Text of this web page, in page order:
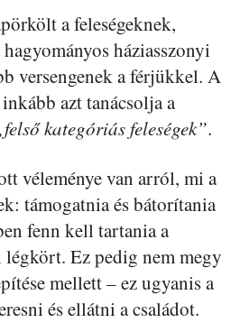
a feleségeknek,
háziasszonyi
versengenek a férjükkel. A
azt tanácsolja a
kategóriás feleségek”.
véleménye van arról, mi a
támogatnia és bátorítania
fenn kell tartania a
Ez pedig nem megy
mellett – ez ugyanis a
és ellátni a családot.